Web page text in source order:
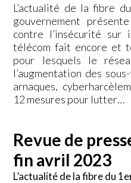
L’actualité de la fibre
gouvernement
contre l’insécurité
télécom fait encore et
pour lesquels le
l’augmentation des
arnaques,
12 mesures pour lutter…
Revue de
fin avril 2023
L’actualité de la fibre du